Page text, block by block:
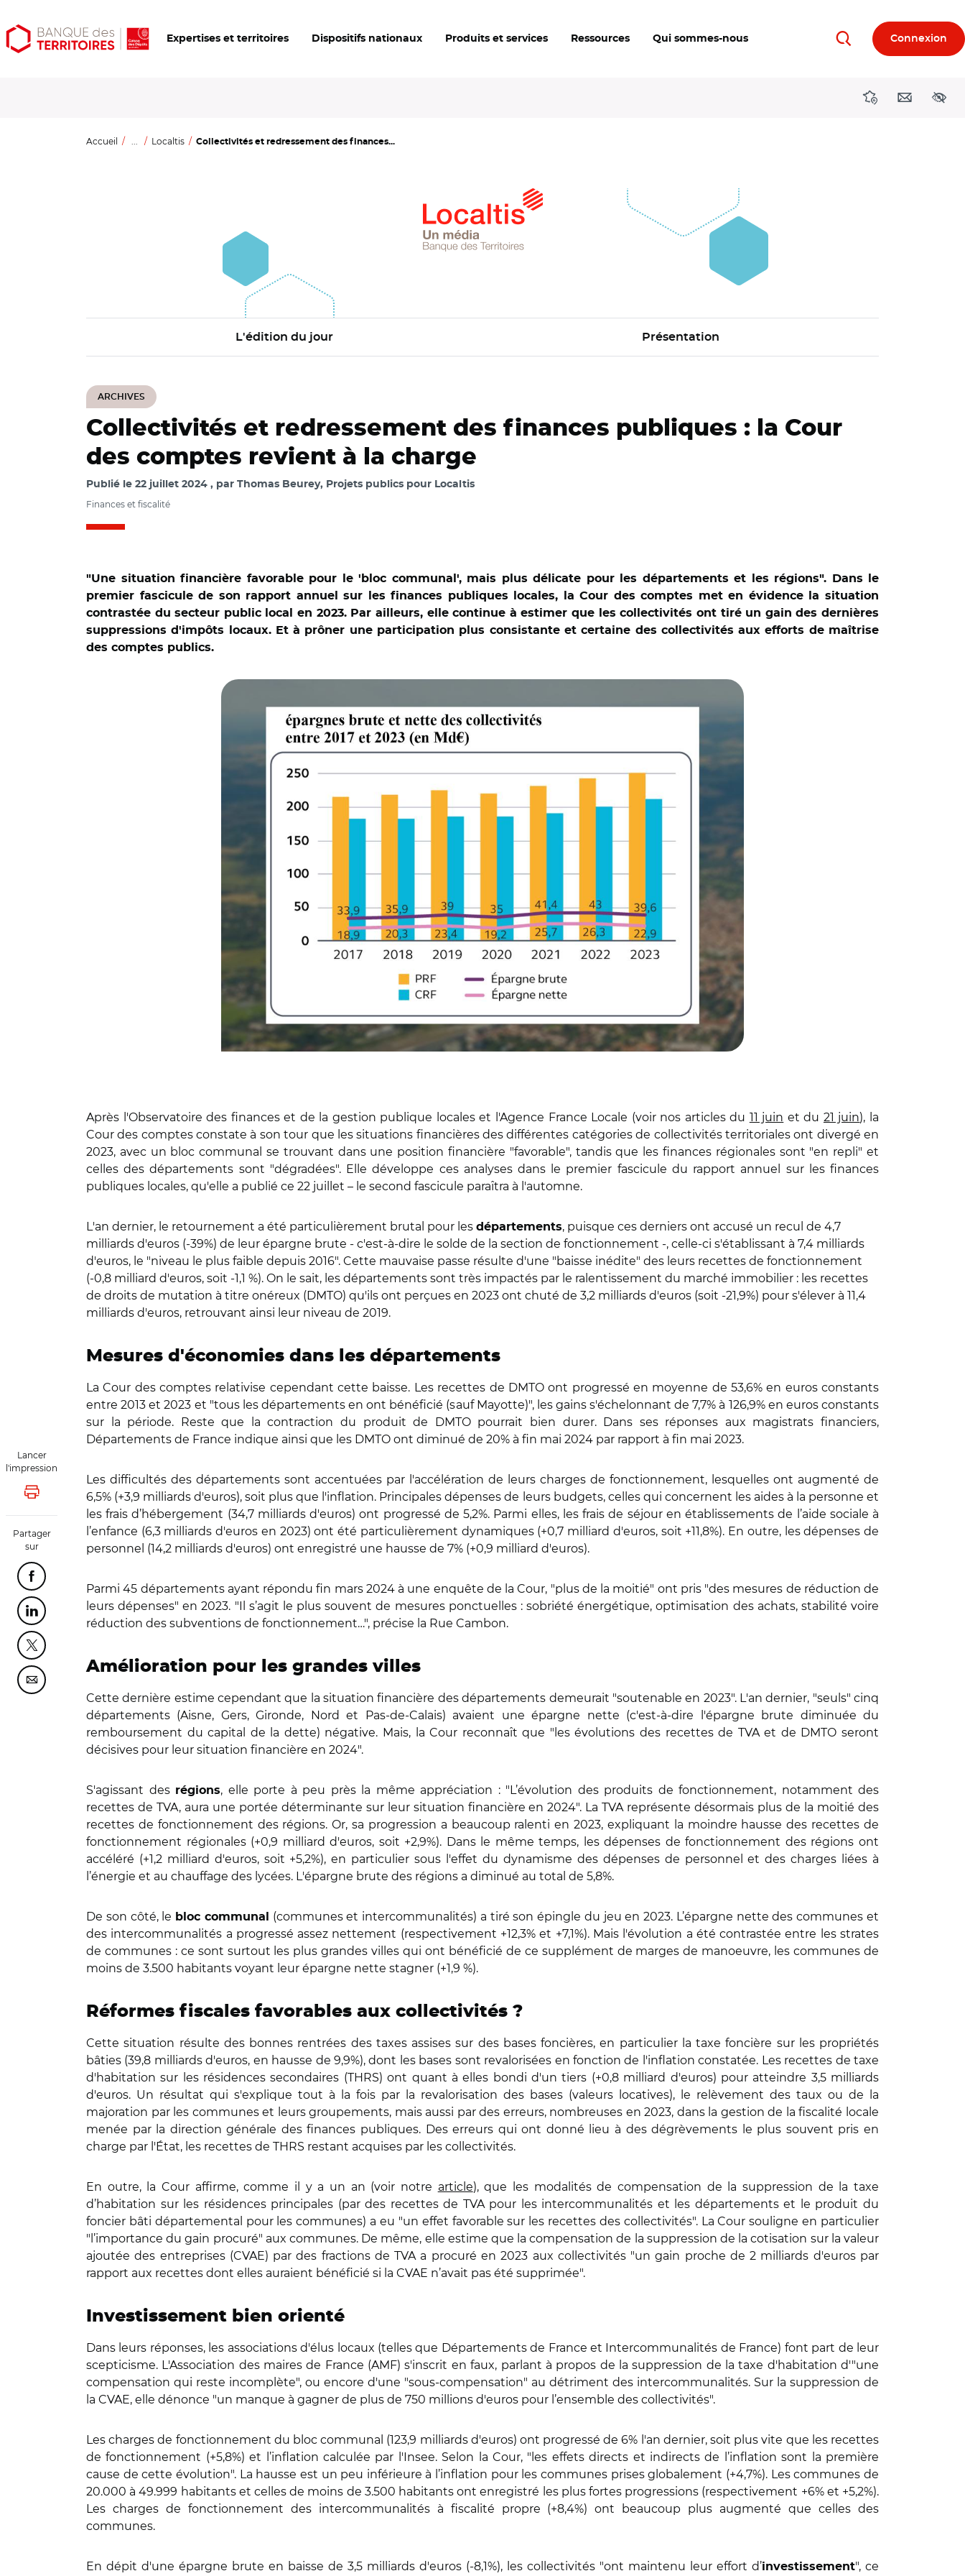
Aller
au
Aller
au
Ouvrir
les
Expertises et territoires Dispositifs nationaux Produits et services Ressources Qui sommes-nous RechercherConnexion
DirectionsContact
Accueil ... Localtis Collectivités et redressement des finances...
L'édition du jour Présentation
ARCHIVES
Lancer
l'impression
Lancer l'impression
Partager
sur
Partager cette page sur Facebook
Partager cette page sur Linkedin
Partager cette page sur Twitter
Partager cette page sur Courriel
Collectivités et redressement des finances publiques : la Cour
des comptes revient à la charge
Publié le 22 juillet 2024 par Thomas Beurey, Projets publics pour Localtis
Finances et fiscalité
"Une situation financière favorable pour le 'bloc communal', mais plus délicate pour les départements et les régions". Dans le
premier fascicule de son rapport annuel sur les finances publiques locales, la Cour des comptes met en évidence la situation
contrastée du secteur public local en 2023. Par ailleurs, elle continue à estimer que les collectivités ont tiré un gain des dernières
suppressions d'impôts locaux. Et à prôner une participation plus consistante et certaine des collectivités aux efforts de maîtrise
des comptes publics.
Après l'Observatoire des finances et de la gestion publique locales et l'Agence France Locale (voir nos articles du 11 juin et du 21 juin), la
Cour des comptes constate à son tour que les situations financières des différentes catégories de collectivités territoriales ont divergé en
2023, avec un bloc communal se trouvant dans une position financière "favorable", tandis que les finances régionales sont "en repli" et
celles des départements sont "dégradées". Elle développe ces analyses dans le premier fascicule du rapport annuel sur les finances
publiques locales, qu'elle a publié ce 22 juillet – le second fascicule paraîtra à l'automne.
L'an dernier, le retournement a été particulièrement brutal pour les départements, puisque ces derniers ont accusé un recul de 4,7
milliards d'euros (-39%) de leur épargne brute - c'est-à-dire le solde de la section de fonctionnement -, celle-ci s'établissant à 7,4 milliards
d'euros, le "niveau le plus faible depuis 2016". Cette mauvaise passe résulte d'une "baisse inédite" des leurs recettes de fonctionnement
(-0,8 milliard d'euros, soit -1,1 %). On le sait, les départements sont très impactés par le ralentissement du marché immobilier : les recettes
de droits de mutation à titre onéreux (DMTO) qu'ils ont perçues en 2023 ont chuté de 3,2 milliards d'euros (soit -21,9%) pour s'élever à 11,4
milliards d'euros, retrouvant ainsi leur niveau de 2019.
Mesures d'économies dans les départements
La Cour des comptes relativise cependant cette baisse. Les recettes de DMTO ont progressé en moyenne de 53,6% en euros constants
entre 2013 et 2023 et "tous les départements en ont bénéficié (sauf Mayotte)", les gains s'échelonnant de 7,7% à 126,9% en euros constants
sur la période. Reste que la contraction du produit de DMTO pourrait bien durer. Dans ses réponses aux magistrats financiers,
Départements de France indique ainsi que les DMTO ont diminué de 20% à fin mai 2024 par rapport à fin mai 2023.
Les difficultés des départements sont accentuées par l'accélération de leurs charges de fonctionnement, lesquelles ont augmenté de
6,5% (+3,9 milliards d'euros), soit plus que l'inflation. Principales dépenses de leurs budgets, celles qui concernent les aides à la personne et
les frais d’hébergement (34,7 milliards d'euros) ont progressé de 5,2%. Parmi elles, les frais de séjour en établissements de l’aide sociale à
l’enfance (6,3 milliards d'euros en 2023) ont été particulièrement dynamiques (+0,7 milliard d'euros, soit +11,8%). En outre, les dépenses de
personnel (14,2 milliards d'euros) ont enregistré une hausse de 7% (+0,9 milliard d'euros).
Parmi 45 départements ayant répondu fin mars 2024 à une enquête de la Cour, "plus de la moitié" ont pris "des mesures de réduction de
leurs dépenses" en 2023. "Il s’agit le plus souvent de mesures ponctuelles : sobriété énergétique, optimisation des achats, stabilité voire
réduction des subventions de fonctionnement…", précise la Rue Cambon.
Amélioration pour les grandes villes
Cette dernière estime cependant que la situation financière des départements demeurait "soutenable en 2023". L'an dernier, "seuls" cinq
départements (Aisne, Gers, Gironde, Nord et Pas-de-Calais) avaient une épargne nette (c'est-à-dire l'épargne brute diminuée du
remboursement du capital de la dette) négative. Mais, la Cour reconnaît que "les évolutions des recettes de TVA et de DMTO seront
décisives pour leur situation financière en 2024".
S'agissant des régions, elle porte à peu près la même appréciation : "L’évolution des produits de fonctionnement, notamment des
recettes de TVA, aura une portée déterminante sur leur situation financière en 2024". La TVA représente désormais plus de la moitié des
recettes de fonctionnement des régions. Or, sa progression a beaucoup ralenti en 2023, expliquant la moindre hausse des recettes de
fonctionnement régionales (+0,9 milliard d'euros, soit +2,9%). Dans le même temps, les dépenses de fonctionnement des régions ont
accéléré (+1,2 milliard d'euros, soit +5,2%), en particulier sous l'effet du dynamisme des dépenses de personnel et des charges liées à
l’énergie et au chauffage des lycées. L'épargne brute des régions a diminué au total de 5,8%.
De son côté, le bloc communal
(communes et intercommunalités) a tiré son épingle du jeu en 2023. L’épargne nette des communes et
des intercommunalités a progressé assez nettement (respectivement +12,3% et +7,1%). Mais l'évolution a été contrastée entre les strates
de communes : ce sont surtout les plus grandes villes qui ont bénéficié de ce supplément de marges de manoeuvre, les communes de
moins de 3.500 habitants voyant leur épargne nette stagner (+1,9 %).
Réformes fiscales favorables aux collectivités ?
Cette situation résulte des bonnes rentrées des taxes assises sur des bases foncières, en particulier la taxe foncière sur les propriétés
bâties (39,8 milliards d'euros, en hausse de 9,9%), dont les bases sont revalorisées en fonction de l'inflation constatée. Les recettes de taxe
d'habitation sur les résidences secondaires (THRS) ont quant à elles bondi d'un tiers (+0,8 milliard d'euros) pour atteindre 3,5 milliards
d'euros. Un résultat qui s'explique tout à la fois par la revalorisation des bases (valeurs locatives), le relèvement des taux ou de la
majoration par les communes et leurs groupements, mais aussi par des erreurs, nombreuses en 2023, dans la gestion de la fiscalité locale
menée par la direction générale des finances publiques. Des erreurs qui ont donné lieu à des dégrèvements le plus souvent pris en
charge par l'État, les recettes de THRS restant acquises par les collectivités.
En outre, la Cour affirme, comme il y a un an (voir notre article), que les modalités de compensation de la suppression de la taxe
d’habitation sur les résidences principales (par des recettes de TVA pour les intercommunalités et les départements et le produit du
foncier bâti départemental pour les communes) a eu "un effet favorable sur les recettes des collectivités". La Cour souligne en particulier
"l’importance du gain procuré" aux communes. De même, elle estime que la compensation de la suppression de la cotisation sur la valeur
ajoutée des entreprises (CVAE) par des fractions de TVA a procuré en 2023 aux collectivités "un gain proche de 2 milliards d'euros par
rapport aux recettes dont elles auraient bénéficié si la CVAE n’avait pas été supprimée".
Investissement bien orienté
Dans leurs réponses, les associations d'élus locaux (telles que Départements de France et Intercommunalités de France) font part de leur
scepticisme. L'Association des maires de France (AMF) s'inscrit en faux, parlant à propos de la suppression de la taxe d'habitation d'"une
compensation qui reste incomplète", ou encore d'une "sous-compensation" au détriment des intercommunalités. Sur la suppression de
la CVAE, elle dénonce "un manque à gagner de plus de 750 millions d'euros pour l’ensemble des collectivités".
Les charges de fonctionnement du bloc communal (123,9 milliards d'euros) ont progressé de 6% l'an dernier, soit plus vite que les recettes
de fonctionnement (+5,8%) et l’inflation calculée par l'Insee. Selon la Cour, "les effets directs et indirects de l’inflation sont la première
cause de cette évolution". La hausse est un peu inférieure à l’inflation pour les communes prises globalement (+4,7%). Les communes de
20.000 à 49.999 habitants et celles de moins de 3.500 habitants ont enregistré les plus fortes progressions (respectivement +6% et +5,2%).
Les charges de fonctionnement des intercommunalités à fiscalité propre (+8,4%) ont beaucoup plus augmenté que celles des
communes.
En dépit d'une épargne brute en baisse de 3,5 milliards d'euros (-8,1%), les collectivités "ont maintenu leur effort d’investissement", ce